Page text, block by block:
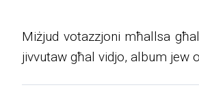
Miżjud votazzjoni mħallsa
jivvutaw għal vidjo, album jew